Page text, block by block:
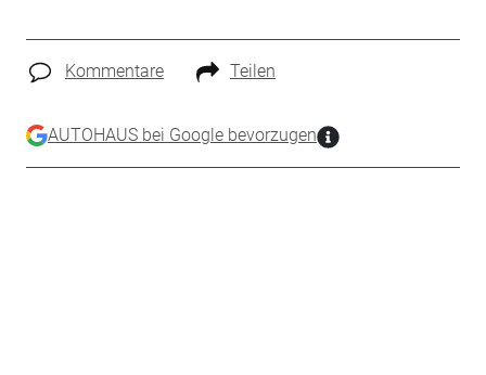
Kommentare Teilen
AUTOHAUS bei Google bevorzugen